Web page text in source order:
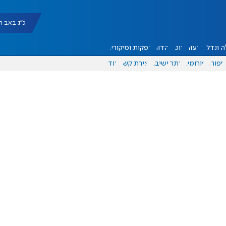
כ"ג באב תשפ"ו
ונדל"ן דעות אוכל יהדות הפקות וסיקורים
ספורט פורומים אתר ישיבה יצירת קשר עוד